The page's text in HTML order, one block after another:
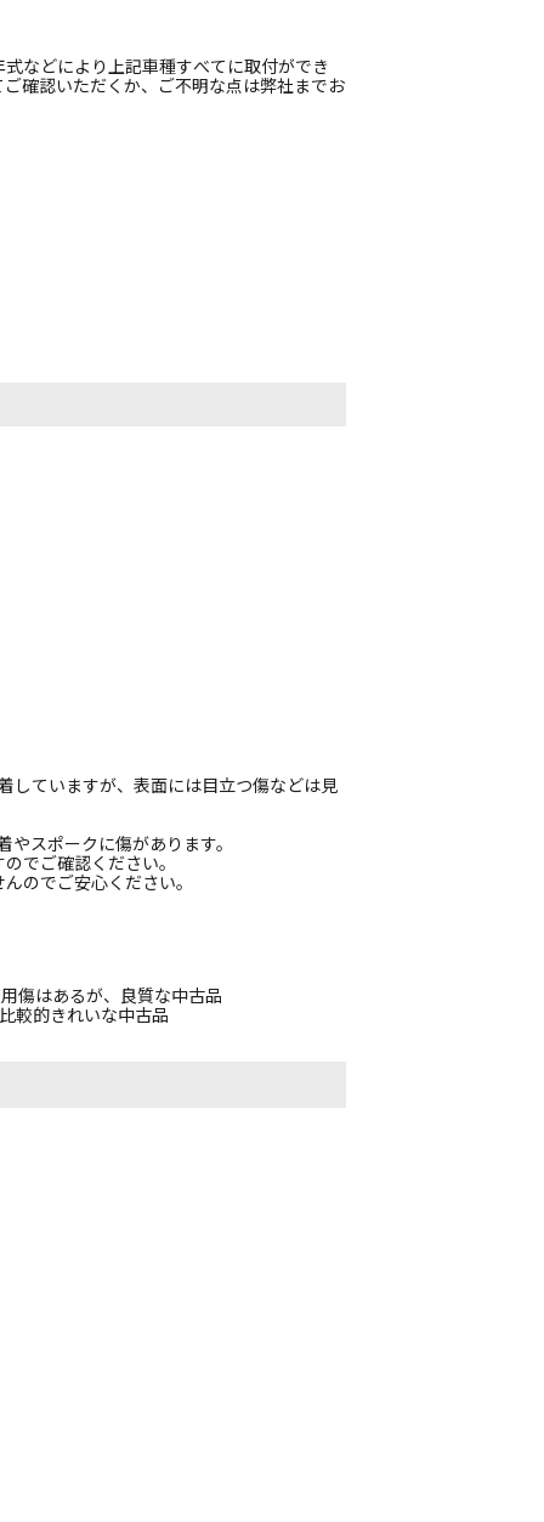
などにより上記車種すべてに取付ができ
確認いただくか、ご不明な点は弊社までお
していますが、表面には目立つ傷などは見
スポークに傷があります。
でご確認ください。
のでご安心ください。
傷はあるが、良質な中古品
較的きれいな中古品